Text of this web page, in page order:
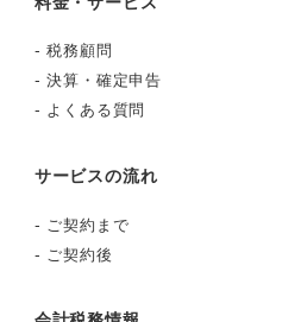
ゲ
ー
ン
-税務顧問
-決算・確定申告
- よくある質問
サービスの流れ
- ご契約まで
- ご契約後